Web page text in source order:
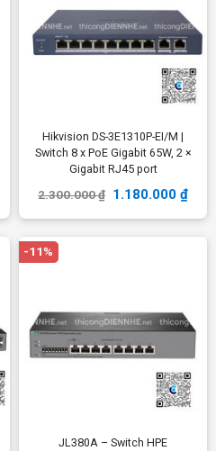
Hikvision DS-3E1310P-EI/M |
Switch 8 x PoE Gigabit 65W, 2 ×
Gigabit RJ45 port
2.300.000₫ 1.180.000₫
-11%
JL380A – Switch HPE